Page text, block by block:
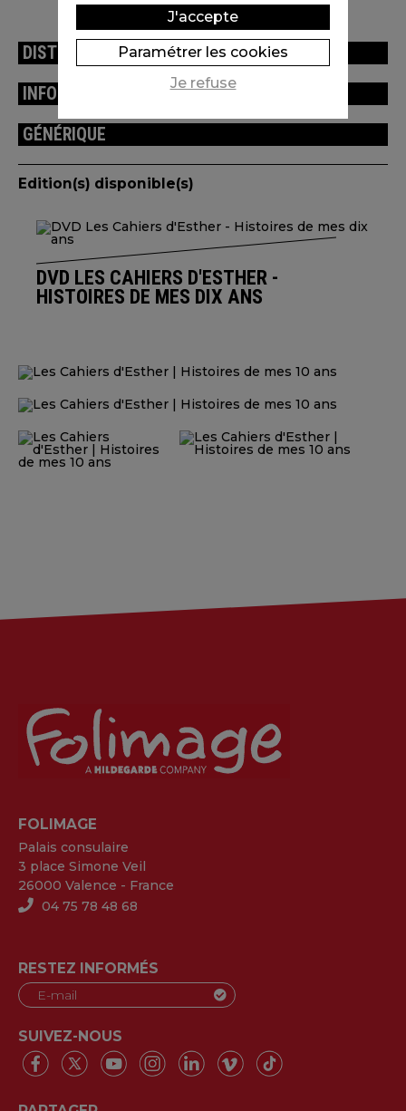
DISTRIBUTION
INFORMATIONS TECHNIQUES
GÉNÉRIQUE
Edition(s) disponible(s)
DVD LES CAHIERS D'ESTHER -
HISTOIRES DE MES DIX ANS
FOLIMAGE
Palais consulaire
3 place Simone Veil
26000 Valence - France
04 75 78 48 68
RESTEZ INFORMÉS
SUIVEZ-NOUS
J'accepte
Paramétrer les cookies
Je refuse